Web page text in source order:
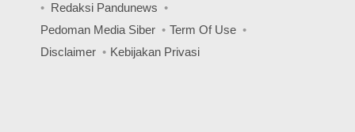
Redaksi Pandunews
Pedoman Media Siber
Term Of Use
Disclaimer
Kebijakan Privasi